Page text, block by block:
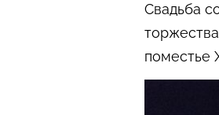
Свадьба
поместье